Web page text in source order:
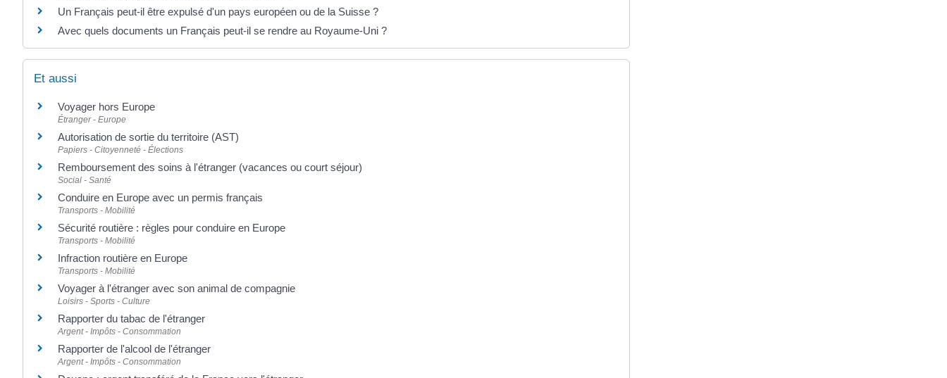
Un Français peut-il être expulsé d'un pays européen ou de la Suisse ?
Avec quels documents un Français peut-il se rendre au Royaume-Uni ?
Et aussi
Voyager hors Europe
Étranger - Europe
Autorisation de sortie du territoire (AST)
Papiers - Citoyenneté - Élections
Remboursement des soins à l'étranger (vacances ou court séjour)
Social - Santé
Conduire en Europe avec un permis français
Transports - Mobilité
Sécurité routière : règles pour conduire en Europe
Transports - Mobilité
Infraction routière en Europe
Transports - Mobilité
Voyager à l'étranger avec son animal de compagnie
Loisirs - Sports - Culture
Rapporter du tabac de l'étranger
Argent - Impôts - Consommation
Rapporter de l'alcool de l'étranger
Argent - Impôts - Consommation